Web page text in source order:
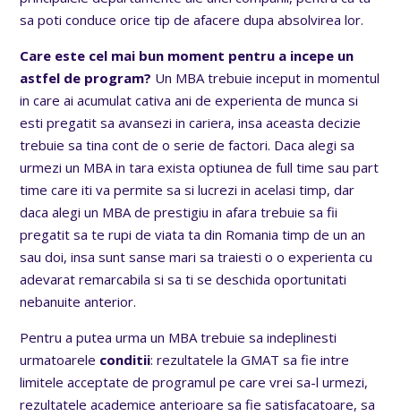
sa poti conduce orice tip de afacere dupa absolvirea lor.
Care este cel mai bun moment pentru a incepe un
astfel de program? Un MBA trebuie inceput in momentul
in care ai acumulat cativa ani de experienta de munca si
esti pregatit sa avansezi in cariera, insa aceasta decizie
trebuie sa tina cont de o serie de factori. Daca alegi sa
urmezi un MBA in tara exista optiunea de full time sau part
time care iti va permite sa si lucrezi in acelasi timp, dar
daca alegi un MBA de prestigiu in afara trebuie sa fii
pregatit sa te rupi de viata ta din Romania timp de un an
sau doi, insa sunt sanse mari sa traiesti o o experienta cu
adevarat remarcabila si sa ti se deschida oportunitati
nebanuite anterior.
Pentru a putea urma un MBA trebuie sa indeplinesti
urmatoarele conditii: rezultatele la GMAT sa fie intre
limitele acceptate de programul pe care vrei sa-l urmezi,
rezultatele academice anterioare sa fie satisfacatoare, sa